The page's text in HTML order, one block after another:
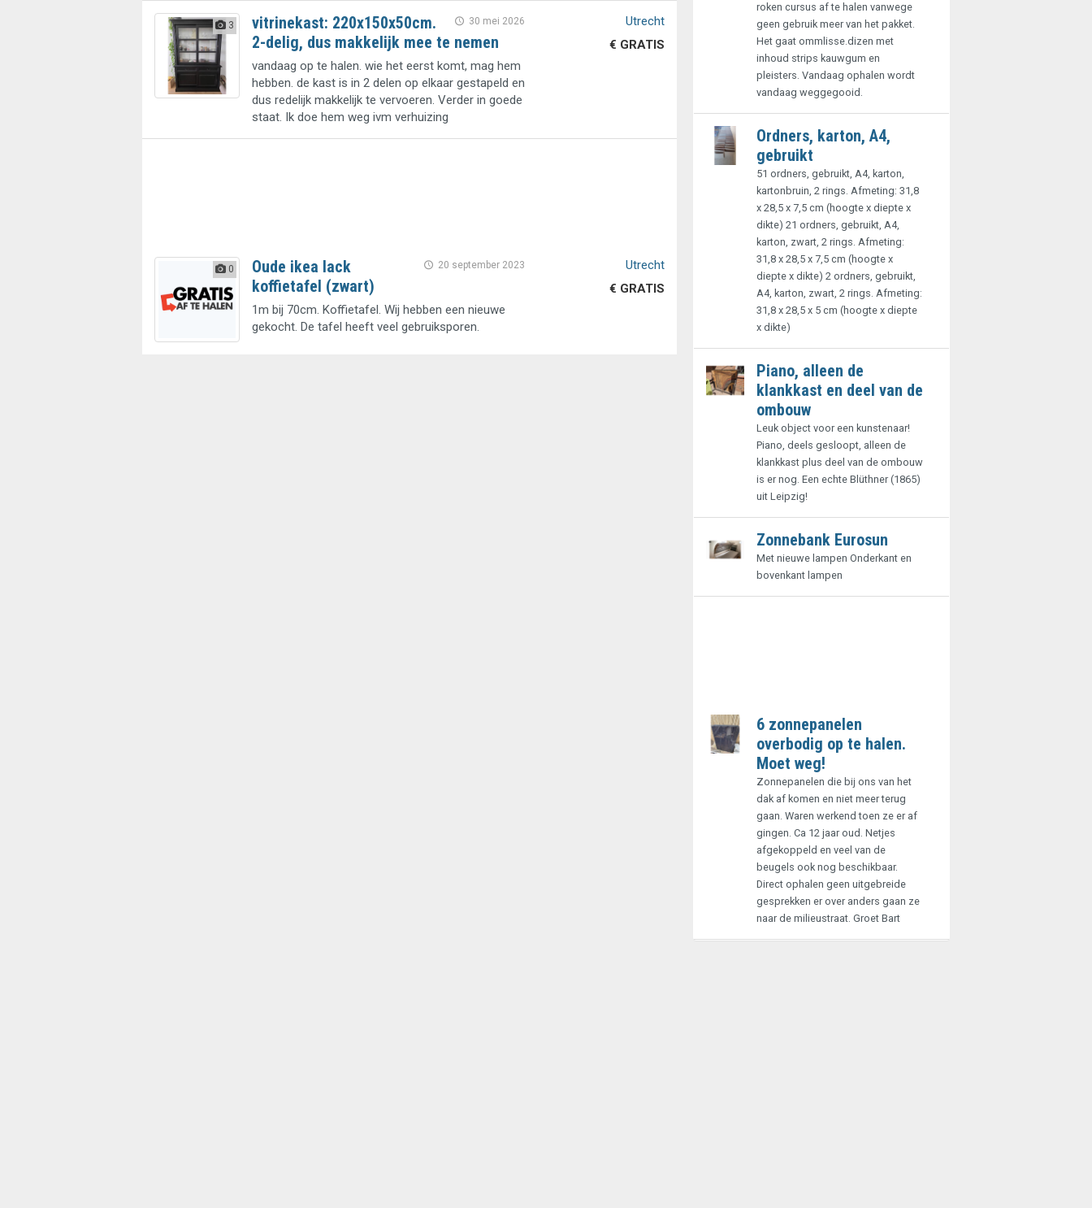
3 30 mei 2026
vitrinekast: 220x150x50cm.
2-delig, dus makkelijk mee te nemen
vandaag op te halen. wie het eerst komt, mag hem
hebben. de kast is in 2 delen op elkaar gestapeld en
dus redelijk makkelijk te vervoeren. Verder in goede
staat. Ik doe hem weg ivm verhuizing
Utrecht
€ GRATIS
0 20 september 2023
Oude ikea lack
koffietafel (zwart)
1m bij 70cm. Koffietafel. Wij hebben een nieuwe
gekocht. De tafel heeft veel gebruiksporen.
Utrecht
€ GRATIS
roken cursus af te halen vanwege
geen gebruik meer van het pakket.
Het gaat ommlisse.dizen met
inhoud strips kauwgum en
pleisters. Vandaag ophalen wordt
vandaag weggegooid.
Ordners, karton, A4,
gebruikt
51 ordners, gebruikt, A4, karton,
kartonbruin, 2 rings. Afmeting: 31,8
x 28,5 x 7,5 cm (hoogte x diepte x
dikte) 21 ordners, gebruikt, A4,
karton, zwart, 2 rings. Afmeting:
31,8 x 28,5 x 7,5 cm (hoogte x
diepte x dikte) 2 ordners, gebruikt,
A4, karton, zwart, 2 rings. Afmeting:
31,8 x 28,5 x 5 cm (hoogte x diepte
x dikte)
Piano, alleen de
klankkast en deel van de
ombouw
Leuk object voor een kunstenaar!
Piano, deels gesloopt, alleen de
klankkast plus deel van de ombouw
is er nog. Een echte Blüthner (1865)
uit Leipzig!
Zonnebank Eurosun
Met nieuwe lampen Onderkant en
bovenkant lampen
6 zonnepanelen
overbodig op te halen.
Moet weg!
Zonnepanelen die bij ons van het
dak af komen en niet meer terug
gaan. Waren werkend toen ze er af
gingen. Ca 12 jaar oud. Netjes
afgekoppeld en veel van de
beugels ook nog beschikbaar.
Direct ophalen geen uitgebreide
gesprekken er over anders gaan ze
naar de milieustraat. Groet Bart